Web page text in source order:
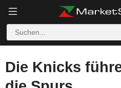
Die Knicks